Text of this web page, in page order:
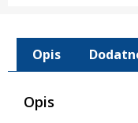
Opis
Opis